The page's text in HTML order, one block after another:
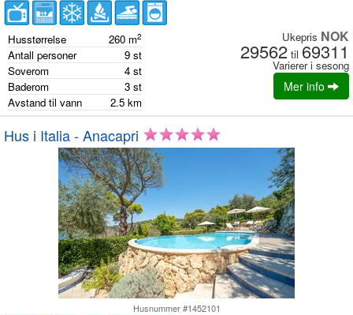
Husstørrelse 260 m2
Antall personer 9 st
Soverom
4 st
Baderom
3 st
Avstand til vann
2.5 km
Ukepris NOK
29562 til 69311
Varierer i sesong
Mer info
Hus i Italia - Anacapri
Husnummer #1452101